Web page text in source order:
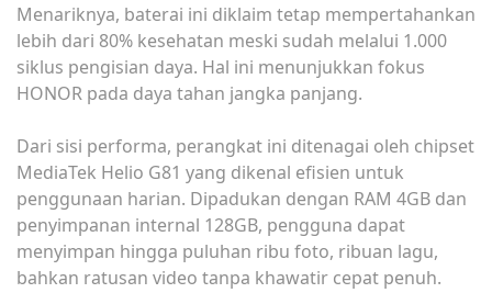
Menariknya, baterai ini diklaim tetap mempertahankan
lebih dari 80% kesehatan meski sudah melalui 1.000
siklus pengisian daya. Hal ini menunjukkan fokus
HONOR pada daya tahan jangka panjang.
Dari sisi performa, perangkat ini ditenagai oleh chipset
MediaTek Helio G81 yang dikenal efisien untuk
penggunaan harian. Dipadukan dengan RAM 4GB dan
penyimpanan internal 128GB, pengguna dapat
menyimpan hingga puluhan ribu foto, ribuan lagu,
bahkan ratusan video tanpa khawatir cepat penuh.